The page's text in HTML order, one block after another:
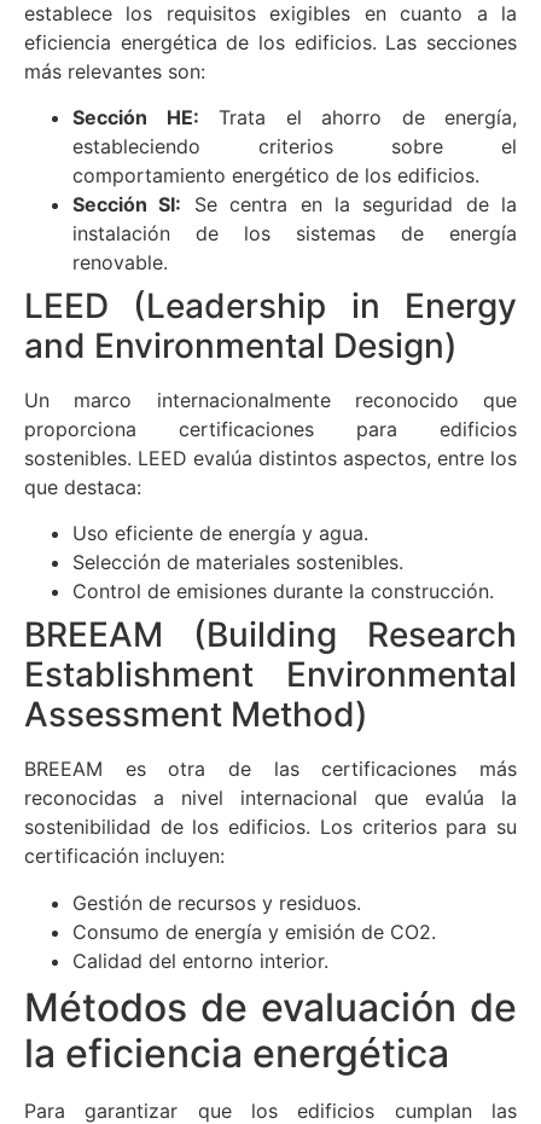
establece los requisitos exigibles en cuanto a la
eficiencia energética de los edificios. Las secciones
más relevantes son:
Sección HE: Trata el ahorro de energía,
estableciendo criterios sobre el
comportamiento energético de los edificios.
Sección SI: Se centra en la seguridad de la
instalación de los sistemas de energía
renovable.
LEED (Leadership in Energy
and Environmental Design)
Un marco internacionalmente reconocido que
proporciona certificaciones para edificios
sostenibles. LEED evalúa distintos aspectos, entre los
que destaca:
Uso eficiente de energía y agua.
Selección de materiales sostenibles.
Control de emisiones durante la construcción.
BREEAM (Building Research
Establishment Environmental
Assessment Method)
BREEAM es otra de las certificaciones más
reconocidas a nivel internacional que evalúa la
sostenibilidad de los edificios. Los criterios para su
certificación incluyen:
Gestión de recursos y residuos.
Consumo de energía y emisión de CO2.
Calidad del entorno interior.
Métodos de evaluación de
la eficiencia energética
Para garantizar que los edificios cumplan las